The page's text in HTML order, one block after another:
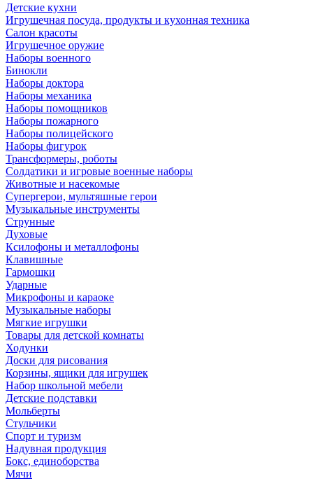
Детские кухни
Игрушечная посуда, продукты и кухонная техника
Салон красоты
Игрушечное оружие
Наборы военного
Бинокли
Наборы доктора
Наборы механика
Наборы помощников
Наборы пожарного
Наборы полицейского
Наборы фигурок
Трансформеры, роботы
Солдатики и игровые военные наборы
Животные и насекомые
Супергерои, мультяшные герои
Музыкальные инструменты
Струнные
Духовые
Ксилофоны и металлофоны
Клавишные
Гармошки
Ударные
Микрофоны и караоке
Музыкальные наборы
Мягкие игрушки
Товары для детской комнаты
Ходунки
Доски для рисования
Корзины, ящики для игрушек
Набор школьной мебели
Детские подставки
Мольберты
Стульчики
Спорт и туризм
Надувная продукция
Бокс, единоборства
Мячи